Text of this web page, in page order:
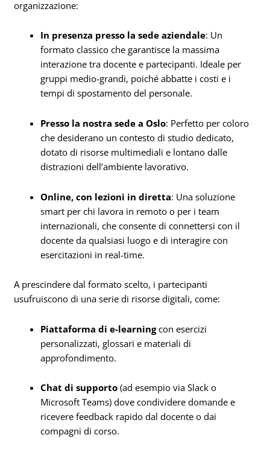
organizzazione:
In presenza presso la sede aziendale: Un
formato classico che garantisce la massima
interazione tra docente e partecipanti. Ideale per
gruppi medio-grandi, poiché abbatte i costi e i
tempi di spostamento del personale.
Presso la nostra sede a Oslo: Perfetto per coloro
che desiderano un contesto di studio dedicato,
dotato di risorse multimediali e lontano dalle
distrazioni dell’ambiente lavorativo.
Online, con lezioni in diretta: Una soluzione
smart per chi lavora in remoto o per i team
internazionali, che consente di connettersi con il
docente da qualsiasi luogo e di interagire con
esercitazioni in real-time.
A prescindere dal formato scelto, i partecipanti
usufruiscono di una serie di risorse digitali, come:
Piattaforma di e-learningcon esercizi
personalizzati, glossari e materiali di
approfondimento.
Chat di supporto (ad esempio via Slack o
Microsoft Teams) dove condividere domande e
ricevere feedback rapido dal docente o dai
compagni di corso.